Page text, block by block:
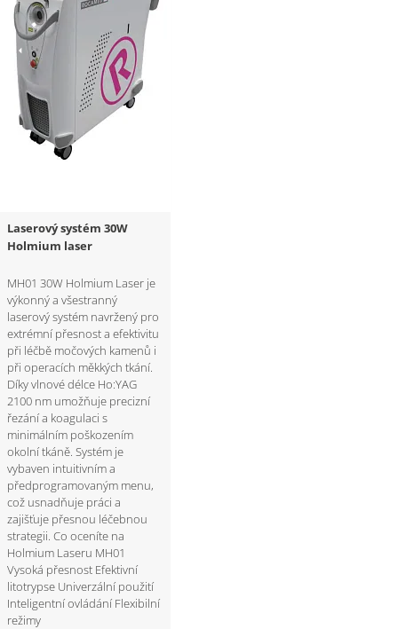
Laserový systém 30W
Holmium laser
MH01 30W Holmium Laser je
výkonný a všestranný
laserový systém navržený pro
extrémní přesnost a efektivitu
při léčbě močových kamenů i
při operacích měkkých tkání.
Díky vlnové délce Ho:YAG
2100 nm umožňuje precizní
řezání a koagulaci s
minimálním poškozením
okolní tkáně. Systém je
vybaven intuitivním a
předprogramovaným menu,
což usnadňuje práci a
zajišťuje přesnou léčebnou
strategii. Co oceníte na
Holmium Laseru MH01
Vysoká přesnost Efektivní
litotrypse Univerzální použití
Inteligentní ovládání Flexibilní
režimy